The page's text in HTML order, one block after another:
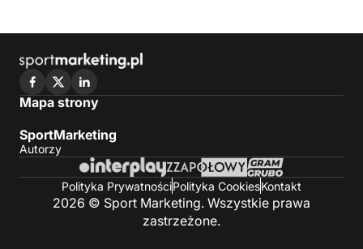
Mapa strony
SportMarketing
Autorzy
Polityka PrywatnościPolityka CookiesKontakt
2026 © Sport Marketing. Wszystkie prawa
zastrzeżone.